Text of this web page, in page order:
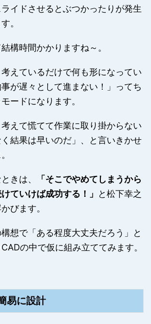
イドさせるとぶつかったりが発生
。
構時間かかりますね～。
えているだけで何も形になってい
が遅々として進まない！」ってち
ードになります。
えて慌てて作業に取り掛からない
結果は早いのだ」、と言いきかせ
きは、
「そこでやめてしまうから
ていけば成功する！」
と松下幸之
びます。
想で「ある程度大丈夫だろう」と
の中で仮に組み立ててみます。
易に設計